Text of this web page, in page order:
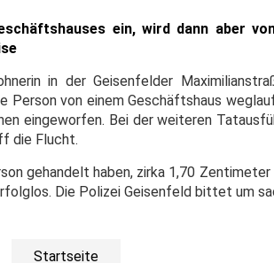
ein, wird dann aber
in der Geisenfelder
von einem Geschäftshaus
eingeworfen. Bei der weiteren
die Flucht.
gehandelt haben, zirka 1,70
Die Polizei Geisenfeld bittet um
Startseite